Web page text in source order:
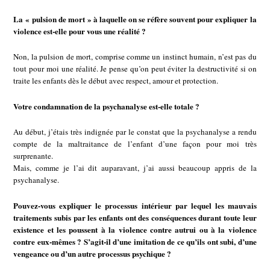
La « pulsion de mort » à laquelle on se réfère souvent pour expliquer la
violence est-elle pour vous une réalité ?
Non, la pulsion de mort, comprise comme un instinct humain, n’est pas du
tout pour moi une réalité. Je pense qu’on peut éviter la destructivité si on
traite les enfants dès le début avec respect, amour et protection.
Votre condamnation de la psychanalyse est-elle totale ?
Au début, j’étais très indignée par le constat que la psychanalyse a rendu
compte de la maltraitance de l’enfant d’une façon pour moi très
surprenante.
Mais, comme je l’ai dit auparavant, j’ai aussi beaucoup appris de la
psychanalyse.
Pouvez-vous expliquer le processus intérieur par lequel les mauvais
traitements subis par les enfants ont des conséquences durant toute leur
existence et les poussent à la violence contre autrui ou à la violence
contre eux-mêmes ? S’agit-il d’une imitation de ce qu’ils ont subi, d’une
vengeance ou d’un autre processus psychique ?